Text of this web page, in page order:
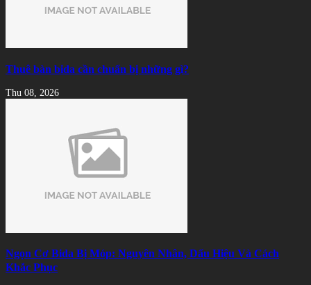
Thuê bàn bida cần chuẩn bị những gì?
Thu 08, 2026
Ngọn Cơ Bida Bị Móp: Nguyên Nhân, Dấu Hiệu Và Cách
Khắc Phục